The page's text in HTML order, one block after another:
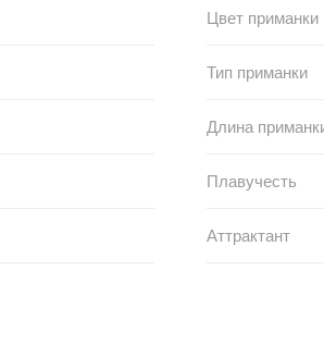
Цвет приманки
Тип приманки
Длина
Плавучесть
Аттрактант